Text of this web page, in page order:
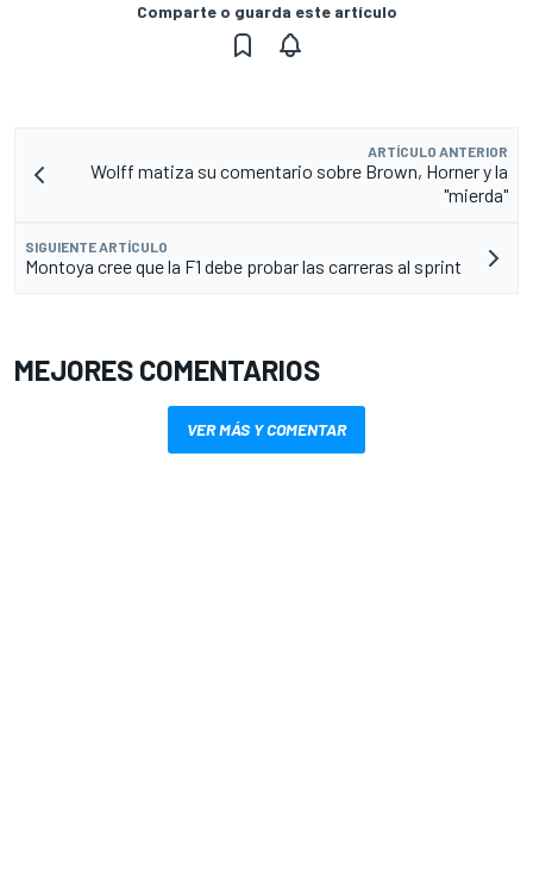
Comparte o guarda este artículo
ARTÍCULO ANTERIOR
Wolff matiza su comentario sobre Brown, Horner y la
"mierda"
SIGUIENTE ARTÍCULO
Montoya cree que la F1 debe probar las carreras al sprint
MEJORES COMENTARIOS
VER MÁS Y COMENTAR